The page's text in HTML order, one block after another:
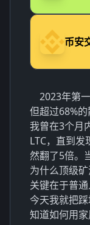
币安
2023年第
但超过68%的
我曾在3个月
LTC，直到发
然翻了5倍。
为什么顶级
关键在于普
今天我就把
知道如何用